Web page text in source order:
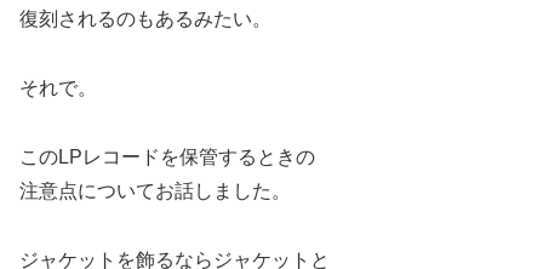
復刻されるのもあるみたい。
それで。
このLPレコードを保管するときの
注意点についてお話しました。
ジャケットを飾るならジャケットと